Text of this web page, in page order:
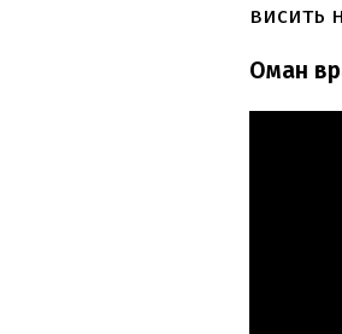
висить
Оман